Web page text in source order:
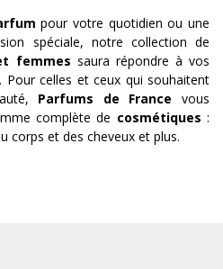
pour votre quotidien ou une
spéciale, notre collection de
femmes saura répondre à vos
Pour celles et ceux qui souhaitent
Parfums de France vous
complète de cosmétiques :
corps et des cheveux et plus.